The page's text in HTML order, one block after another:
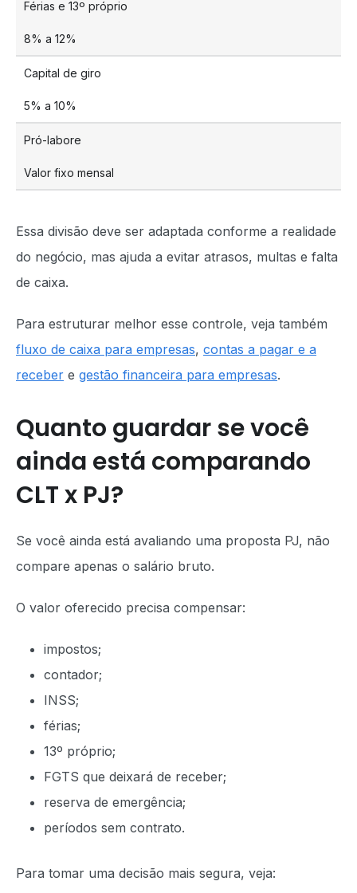
Férias e 13º próprio
8% a 12%
Capital de giro
5% a 10%
Pró-labore
Valor fixo mensal
Essa divisão deve ser adaptada conforme a realidade
do negócio, mas ajuda a evitar atrasos, multas e falta
de caixa.
Para estruturar melhor esse controle, veja também
fluxo de caixa para empresas, contas a pagar e a
receber e gestão financeira para empresas.
Quanto guardar se você
ainda está comparando
CLT x PJ?
Se você ainda está avaliando uma proposta PJ, não
compare apenas o salário bruto.
O valor oferecido precisa compensar:
impostos;
contador;
INSS;
férias;
13º próprio;
FGTS que deixará de receber;
reserva de emergência;
períodos sem contrato.
Para tomar uma decisão mais segura, veja: